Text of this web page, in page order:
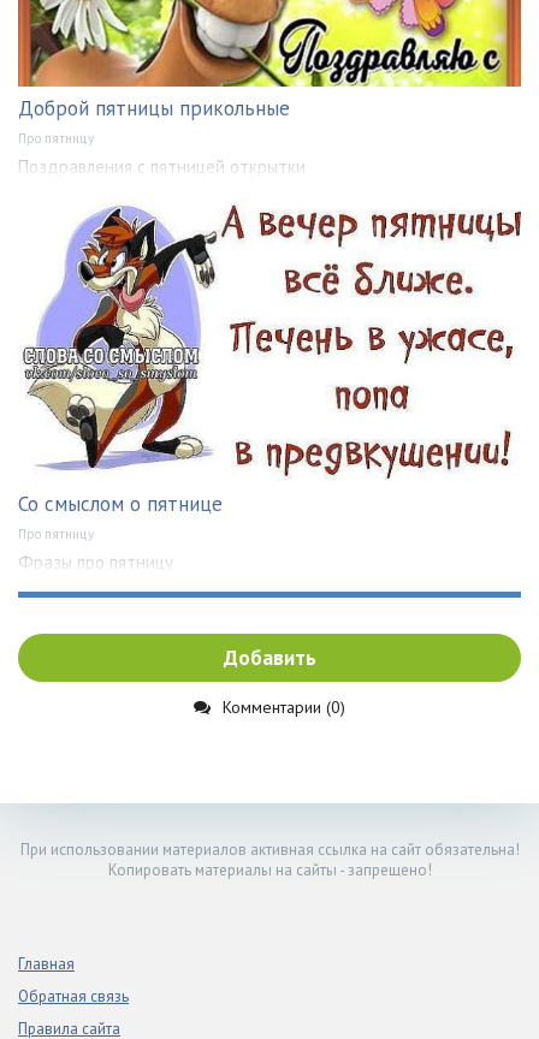
Доброй пятницы прикольные
Про пятницу
Поздравления с пятницей открытки
Со смыслом о пятнице
Про пятницу
Фразы про пятницу
Добавить
Комментарии (0)
При использовании материалов активная ссылка на сайт обязательна!
Копировать материалы на сайты - запрещено!
Главная
Обратная связь
Правила сайта